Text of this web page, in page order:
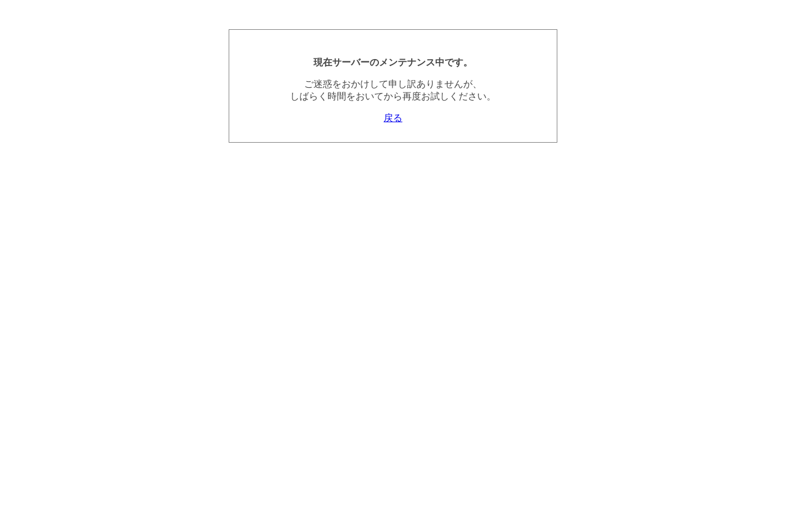
現在サーバーのメンテナンス中です。
ご迷惑をおかけして申し訳ありませんが、
しばらく時間をおいてから再度お試しください。
戻る